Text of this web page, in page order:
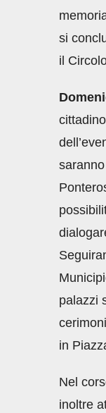
si
il
palazzi
in
Nel
inoltre